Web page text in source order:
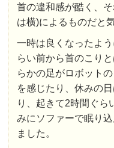
首の違和感が酷く、
は横)によるものだと
一時は良くなったよ
らい前から首のこり
らかの足がロボット
を感じたり、休みの
り、起きて2時間ぐら
みにソファーで眠り
ました。